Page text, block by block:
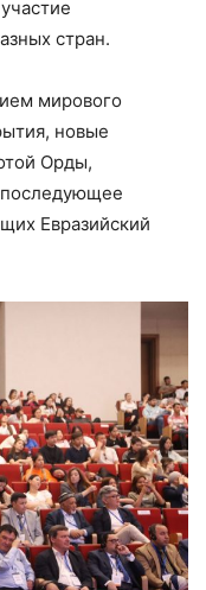
стран.
мирового
новые
Орды,
Евразийский